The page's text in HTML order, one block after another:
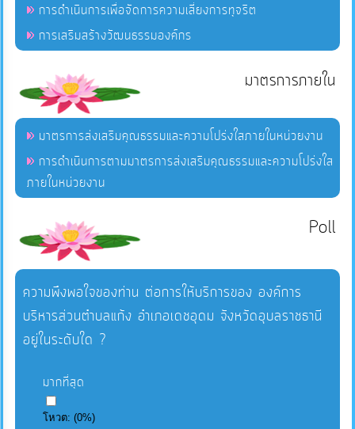
การดำเนินการเพื่อจัดการความเสี่ยงการทุจริต
การเสริมสร้างวัฒนธรรมองค์กร
มาตรการภายใน
มาตรการส่งเสริมคุณธรรมและความโปร่งใสภายในหน่วยงาน
การดำเนินการตามมาตรการส่งเสริมคุณธรรมและความโปร่งใส
ภายในหน่วยงาน
Poll
ความพึงพอใจของท่าน ต่อการให้บริการของ องค์การ
บริหารส่วนตำบลแก้ง อำเภอเดชอุดม จังหวัดอุบลราชธานี
อยู่ในระดับใด ?
มากที่สุด
โหวต:(0%)